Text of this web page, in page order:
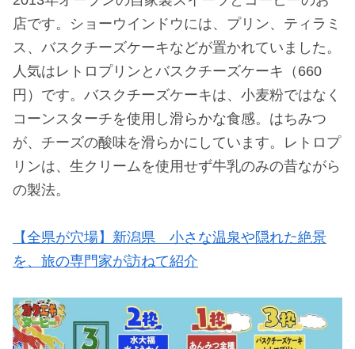
店です。ショーウインドウには、プリン、ティラミ
ス、バスクチーズケーキなどが置かれていました。
人気はレトロプリンとバスクチーズケーキ（660
円）です。バスクチーズケーキは、小麦粉ではなく
コーンスターチを使用し滑らかな食感。はちみつ
が、チーズの酸味を滑らかにしています。レトロプ
リンは、生クリームを使用せず牛乳のみの昔ながら
の製法。
【全県が穴場】新潟県 小さな温泉や隠れた絶景
を、旅の専門家が訪ねて紹介